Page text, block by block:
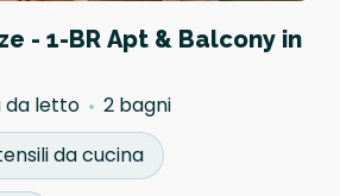
- 1-BR Apt & Balcony in
da letto
2 bagni
da cucina